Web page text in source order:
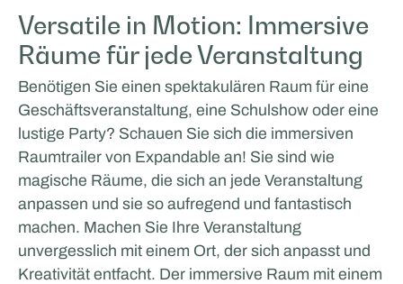
Versatile in Motion: Immersive
Räume für jede Veranstaltung
Benötigen Sie einen spektakulären Raum für eine
Geschäftsveranstaltung, eine Schulshow oder eine
lustige Party? Schauen Sie sich die immersiven
Raumtrailer von Expandable an! Sie sind wie
magische Räume, die sich an jede Veranstaltung
anpassen und sie so aufregend und fantastisch
machen. Machen Sie Ihre Veranstaltung
unvergesslich mit einem Ort, der sich anpasst und
Kreativität entfacht. Der immersive Raum mit einem